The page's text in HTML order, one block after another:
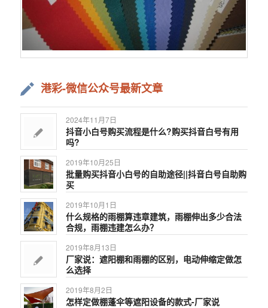
港彩-微信公众号最新文章
2024年11月7日
抖音小白号购买流程是什么?购买抖音白号有用
吗?
2019年10月25日
批量购买抖音小白号的自助途径||抖音白号自助购
买
2019年10月1日
什么规格的雨棚算违章建筑，雨棚伸出多少合法
合规，雨棚违建怎么办？
2019年8月13日
厂家说：遮阳棚和雨棚的区别，电动伸缩定做怎
么选择
2019年8月2日
怎样定做棚蓬伞等遮阳设备的款式-厂家说